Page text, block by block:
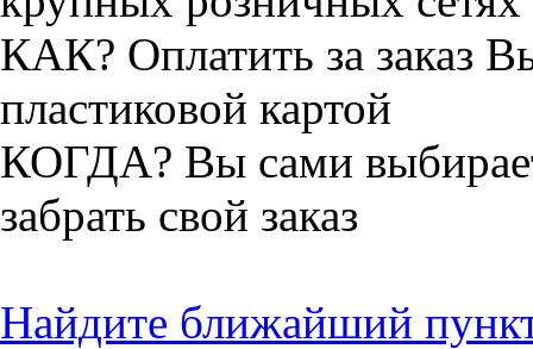
КАК? Оплатить за заказ
пластиковой картой
КОГДА? Вы сами
забрать свой заказ
Найдите ближайший